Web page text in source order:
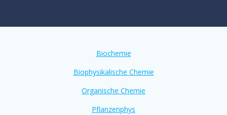
Biochemie
Biophysikalische Chemie
Organische Chemie
Pflanzenphys